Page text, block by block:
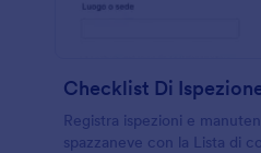
Registra ispezioni e
spazzaneve con la Lista di